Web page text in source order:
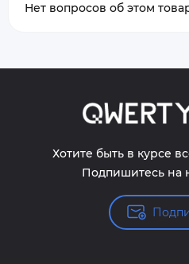
Нет вопросов об этом
Хотите быть в курсе
Подпишитесь на